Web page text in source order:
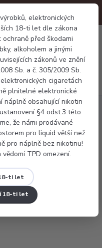
elektronických
18-ti let dle zákona
před škodami
alkoholem a jinými
zákonů ve znění
Sb. a č. 305/2009 Sb.
cigaretách
plnitelné elektronické
náplně obsahující nikotin
§4 odst.3 této
že námi prodávané
pro liquid větší než
pro náplně bez nikotinu!
TPD omezení.
ti let
18-ti let
Menu
0 Kč
OXVA Xlim GO Pod Kit